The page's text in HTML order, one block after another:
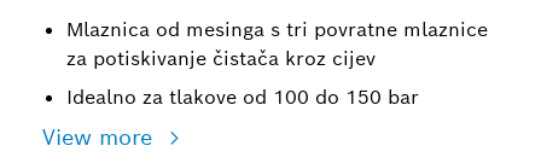
Mlaznica od mesinga s tri povratne mlaznice
za potiskivanje čistača kroz cijev
Idealno za tlakove od 100 do 150 bar
View more